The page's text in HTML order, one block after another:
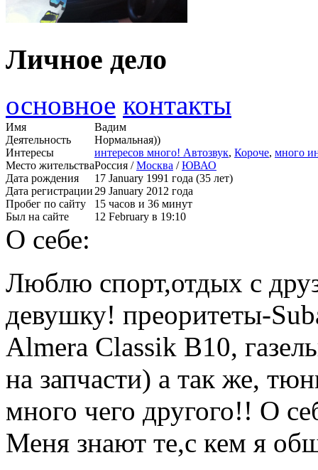
Личное дело
основное контакты
Имя
Вадим
Деятельность
Нормальная))
Интересы
интересов много! Автозвук, Короче, много
Место жительстваРоссия /Москва /ЮВАО
Дата рождения
17 January 1991 года (35 лет)
Дата регистрации29 January 2012 года
Пробег по сайту
15 часов и 36 минут
Был на сайте
12 February в 19:10
О себе:
Люблю спорт,отдых с
девушку! преоритеты-
Almera Classik B10,
на запчасти) а так же,
много чего другого!! О
Меня знают те,с кем я